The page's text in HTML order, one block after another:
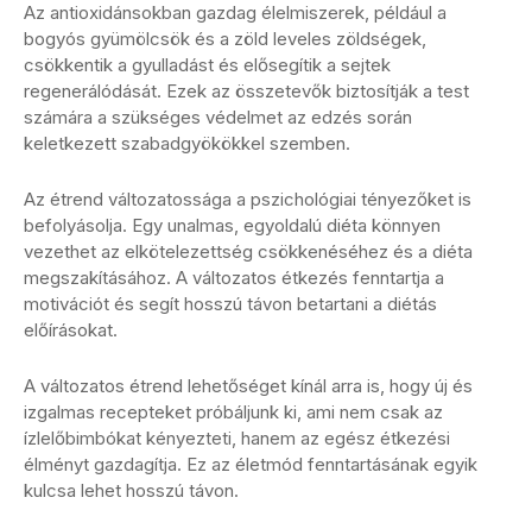
Az antioxidánsokban gazdag élelmiszerek, például a
bogyós gyümölcsök és a zöld leveles zöldségek,
csökkentik a gyulladást és elősegítik a sejtek
regenerálódását. Ezek az összetevők biztosítják a test
számára a szükséges védelmet az edzés során
keletkezett szabadgyökökkel szemben.
Az étrend változatossága a pszichológiai tényezőket is
befolyásolja. Egy unalmas, egyoldalú diéta könnyen
vezethet az elkötelezettség csökkenéséhez és a diéta
megszakításához. A változatos étkezés fenntartja a
motivációt és segít hosszú távon betartani a diétás
előírásokat.
A változatos étrend lehetőséget kínál arra is, hogy új és
izgalmas recepteket próbáljunk ki, ami nem csak az
ízlelőbimbókat kényezteti, hanem az egész étkezési
élményt gazdagítja. Ez az életmód fenntartásának egyik
kulcsa lehet hosszú távon.